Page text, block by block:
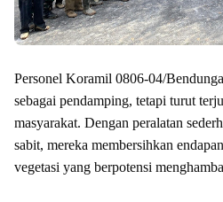
Personel Koramil 0806-04/
sebagai pendamping, tetapi turut
masyarakat. Dengan peralatan
sabit, mereka membersihkan
vegetasi yang berpotensi